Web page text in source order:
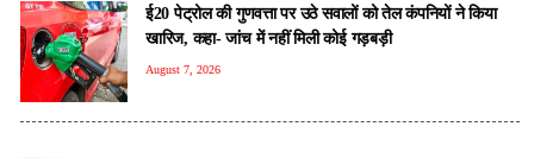
ई20 पेट्रोल की गुणवत्ता पर उठे सवालों को तेल कंपनियों ने किया
खारिज, कहा- जांच में नहीं मिली कोई गड़बड़ी
August 7, 2026